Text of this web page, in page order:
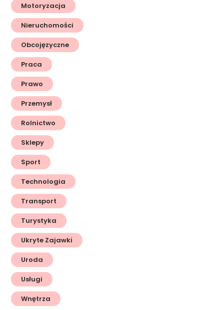
Motoryzacja
Nieruchomości
Obcojęzyczne
Praca
Prawo
Przemysł
Rolnictwo
Sklepy
Sport
Technologia
Transport
Turystyka
Ukryte Zajawki
Uroda
Usługi
Wnętrza